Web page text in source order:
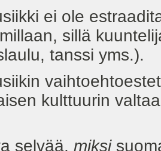
ei ole
sillä
tanssi yms.).
kulttuurin
selvää, miksi